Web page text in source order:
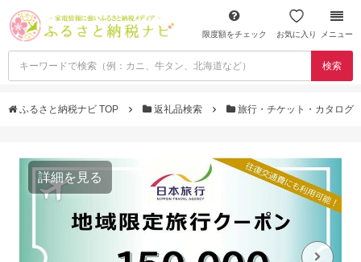
限度額をチェック お気に入り メニュー
検索
ふるさと納税ナビ TOP 返礼品検索 旅行・チケット・カタログ
詳細を見る